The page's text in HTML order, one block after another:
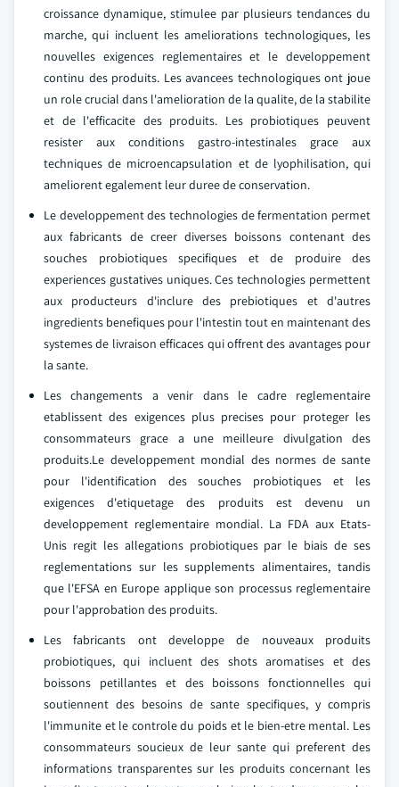
croissance dynamique, stimulee par plusieurs tendances du
marche, qui incluent les ameliorations technologiques, les
nouvelles exigences reglementaires et le developpement
continu des produits. Les avancees technologiques ont joue
un role crucial dans l'amelioration de la qualite, de la stabilite
et de l'efficacite des produits. Les probiotiques peuvent
resister aux conditions gastro-intestinales grace aux
techniques de microencapsulation et de lyophilisation, qui
ameliorent egalement leur duree de conservation.
Le developpement des technologies de fermentation permet
aux fabricants de creer diverses boissons contenant des
souches probiotiques specifiques et de produire des
experiences gustatives uniques. Ces technologies permettent
aux producteurs d'inclure des prebiotiques et d'autres
ingredients benefiques pour l'intestin tout en maintenant des
systemes de livraison efficaces qui offrent des avantages pour
la sante.
Les changements a venir dans le cadre reglementaire
etablissent des exigences plus precises pour proteger les
consommateurs grace a une meilleure divulgation des
produits.Le developpement mondial des normes de sante
pour l'identification des souches probiotiques et les
exigences d'etiquetage des produits est devenu un
developpement reglementaire mondial. La FDA aux Etats-
Unis regit les allegations probiotiques par le biais de ses
reglementations sur les supplements alimentaires, tandis
que l'EFSA en Europe applique son processus reglementaire
pour l'approbation des produits.
Les fabricants ont developpe de nouveaux produits
probiotiques, qui incluent des shots aromatises et des
boissons petillantes et des boissons fonctionnelles qui
soutiennent des besoins de sante specifiques, y compris
l'immunite et le controle du poids et le bien-etre mental. Les
consommateurs soucieux de leur sante qui preferent des
informations transparentes sur les produits concernant les